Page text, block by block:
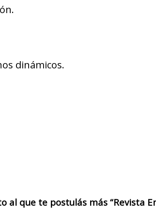
dinámicos.
al que te postulás más “Revista